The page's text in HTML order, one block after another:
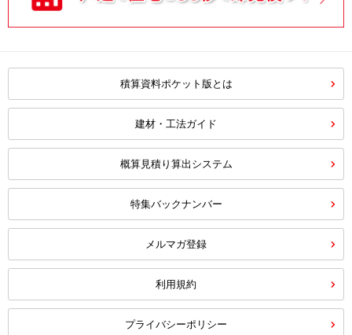
積算資料ポケット版とは
建材・工法ガイド
概算見積り算出システム
特集バックナンバー
メルマガ登録
利用規約
プライバシーポリシー